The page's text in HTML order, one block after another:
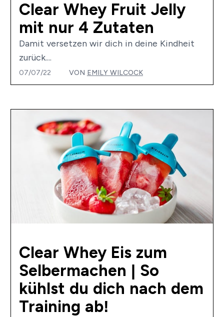
Clear Whey Fruit Jelly
mit nur 4 Zutaten
Damit versetzen wir dich in deine Kindheit
zurück....
07/07/22 VON EMILY WILCOCK
Clear Whey Eis zum
Selbermachen | So
kühlst du dich nach dem
Training ab!